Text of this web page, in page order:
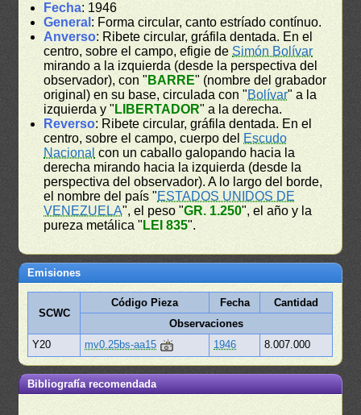
Fecha: 1946
General : Forma circular, canto estríado contínuo.
Anverso: Ribete circular, gráfila dentada. En el
centro, sobre el campo, efigie deSimón Bolívar
mirando a la izquierda (desde la perspectiva del
observador), con " BARRE" (nombre del grabador
original) en su base, circulada con "Bolívar" a la
izquierda y " LIBERTADOR" a la derecha.
Reverso: Ribete circular, gráfila dentada. En el
centro, sobre el campo, cuerpo del Escudo
Nacional con un caballo galopando hacia la
derecha mirando hacia la izquierda (desde la
perspectiva del observador). A lo largo del borde,
el nombre del país "ESTADOS UNIDOS DE
VENEZUELA", el peso "GR. 1.250", el año y la
pureza metálica " LEI 835".
Emisiones
SCWC
Código Pieza Fecha
Cantidad
Observaciones
Y20
mv0.25bs-aa15 1946 8.007.000
Bibliografía recomendada